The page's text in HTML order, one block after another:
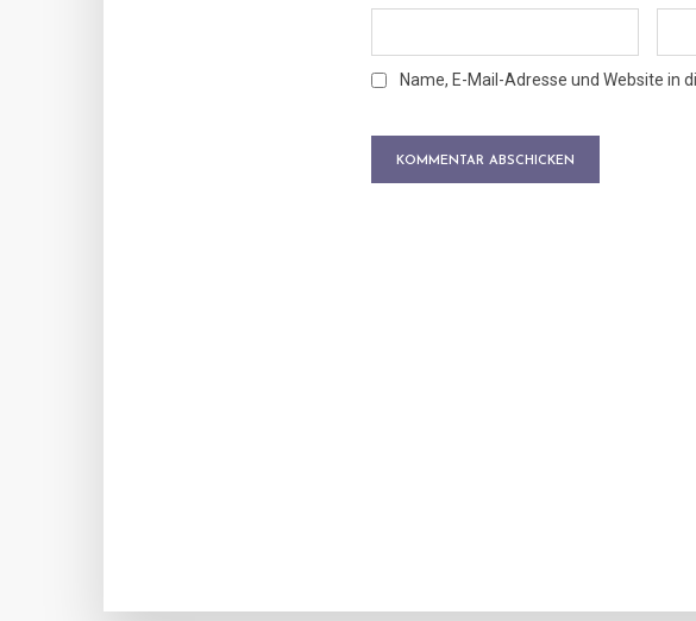
Name, E-Mail-Adresse und Website in